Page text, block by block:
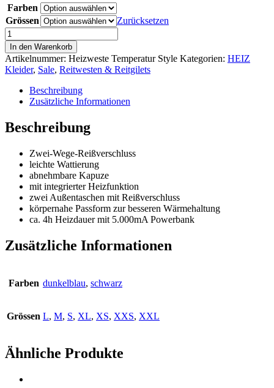
war:
CHF 95,00
ist:
CHF 75,00.
Farben
Grössen
Zurücksetzen
Heizweste
High
Temperatur
Style
Menge
In den Warenkorb
Artikelnummer: Heizweste Temperatur Style Kategorien: HEIZ
Kleider, Sale, Reitwesten & Reitgilets
Beschreibung
Zusätzliche Informationen
Beschreibung
Zwei-Wege-Reißverschluss
leichte Wattierung
abnehmbare Kapuze
mit integrierter Heizfunktion
zwei Außentaschen mit Reißverschluss
körpernahe Passform zur besseren Wärmehaltung
ca. 4h Heizdauer mit 5.000mA Powerbank
Zusätzliche Informationen
Farben dunkelblau, schwarz
Grössen L, M, S, XL, XS, XXS, XXL
Ähnliche Produkte